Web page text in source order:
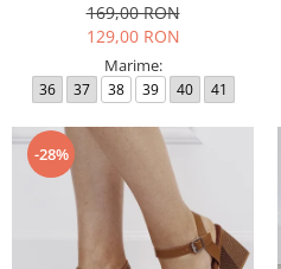
169,00 RON
129,00 RON
Marime:
36 37 38 39 40 41
-28%